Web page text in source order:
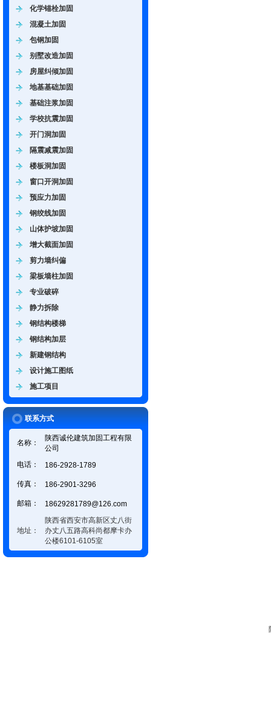
化学锚栓加固
混凝土加固
包钢加固
别墅改造加固
房屋纠倾加固
地基基础加固
基础注浆加固
学校抗震加固
开门洞加固
隔震减震加固
楼板洞加固
窗口开洞加固
预应力加固
钢绞线加固
山体护坡加固
增大截面加固
剪力墙纠偏
梁板墙柱加固
专业破碎
静力拆除
钢结构楼梯
钢结构加层
新建钢结构
设计施工图纸
施工项目
联系方式
名称：
陕西诚伦建筑加固工程有限
公司
电话：
186-2928-1789
传真： 186-2901-3296
邮箱： 18629281789@126.com
地址：
陕西省西安市高新区丈八街
办丈八五路高科尚都摩卡办
公楼6101-6105室